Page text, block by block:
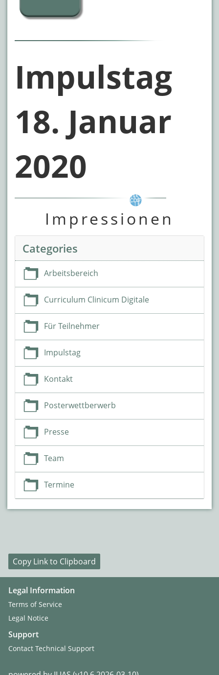
Impulstag
18. Januar
2020
Impressionen
Categories
Arbeitsbereich
Curriculum Clinicum Digitale
Für Teilnehmer
Impulstag
Kontakt
Posterwettberwerb
Presse
Team
Termine
Copy Link to Clipboard
Legal Information
Terms of Service
Legal Notice
Support
Contact Technical Support